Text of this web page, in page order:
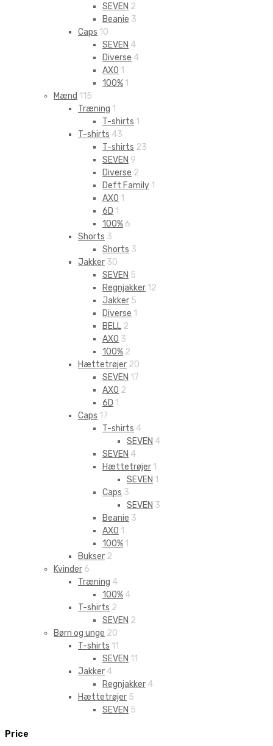
SEVEN 2
Beanie 3
Caps 10
SEVEN 4
Diverse 4
AXO 1
100% 1
Mænd 115
Træning 1
T-shirts 1
T-shirts 43
T-shirts 23
SEVEN 9
Diverse 2
Deft Family 1
AXO 1
6D 1
100% 6
Shorts 3
Shorts 3
Jakker 30
SEVEN 5
Regnjakker 12
Jakker 5
Diverse 1
BELL 2
AXO 3
100% 2
Hættetrøjer 20
SEVEN 17
AXO 2
6D 1
Caps 17
T-shirts 4
SEVEN 4
SEVEN 4
Hættetrøjer 1
SEVEN 1
Caps 3
SEVEN 3
Beanie 3
AXO 1
100% 1
Bukser 2
Kvinder 6
Træning 4
100% 4
T-shirts 2
SEVEN 2
Børn og unge 20
T-shirts 11
SEVEN 11
Jakker 4
Regnjakker 4
Hættetrøjer 5
SEVEN 5
Price